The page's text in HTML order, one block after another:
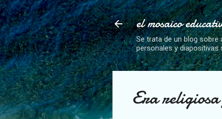
el mosaico
Se trata de un blog
personales y
Era religiosa